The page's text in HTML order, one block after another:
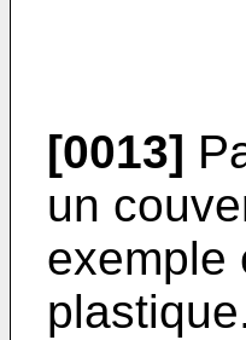
[0013]
un
exemple